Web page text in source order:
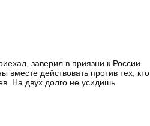
заверил в приязни к России.
вместе действовать против тех, кто
На двух долго не усидишь.